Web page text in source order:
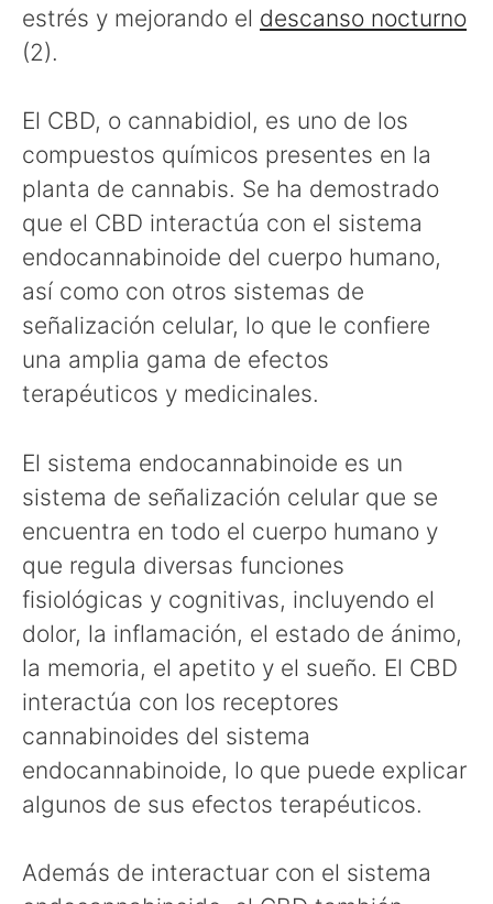
estrés y mejorando el descanso nocturno
(2).
El CBD, o cannabidiol, es uno de los
compuestos químicos presentes en la
planta de cannabis. Se ha demostrado
que el CBD interactúa con el sistema
endocannabinoide del cuerpo humano,
así como con otros sistemas de
señalización celular, lo que le confiere
una amplia gama de efectos
terapéuticos y medicinales.
El sistema endocannabinoide es un
sistema de señalización celular que se
encuentra en todo el cuerpo humano y
que regula diversas funciones
fisiológicas y cognitivas, incluyendo el
dolor, la inflamación, el estado de ánimo,
la memoria, el apetito y el sueño. El CBD
interactúa con los receptores
cannabinoides del sistema
endocannabinoide, lo que puede explicar
algunos de sus efectos terapéuticos.
Además de interactuar con el sistema